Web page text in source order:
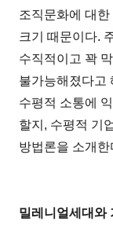
조직문화에 대한
크기 때문이다.
수직적이고 꽉
불가능해졌다고
수평적 소통에
할지, 수평적 기
방법론을 소개한
밀레니얼세대와